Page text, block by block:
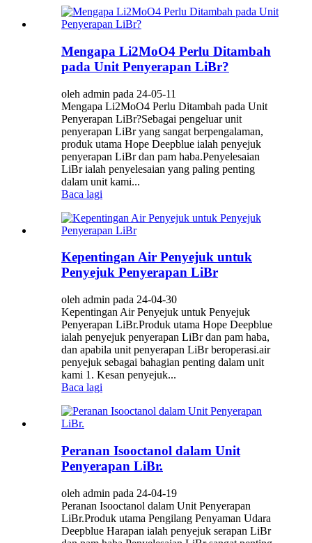
Mengapa Li2MoO4 Perlu Ditambah
pada Unit Penyerapan LiBr?
oleh admin pada 24-05-11
Mengapa Li2MoO4 Perlu Ditambah pada Unit
Penyerapan LiBr?Sebagai pengeluar unit
penyerapan LiBr yang sangat berpengalaman,
produk utama Hope Deepblue ialah penyejuk
penyerapan LiBr dan pam haba.Penyelesaian
LiBr ialah penyelesaian yang paling penting
dalam unit kami...
Baca lagi
Kepentingan Air Penyejuk untuk
Penyejuk Penyerapan LiBr
oleh admin pada 24-04-30
Kepentingan Air Penyejuk untuk Penyejuk
Penyerapan LiBr.Produk utama Hope Deepblue
ialah penyejuk penyerapan LiBr dan pam haba,
dan apabila unit penyerapan LiBr beroperasi.air
penyejuk sebagai bahagian penting dalam unit
kami 1. Kesan penyejuk...
Baca lagi
Peranan Isooctanol dalam Unit
Penyerapan LiBr.
oleh admin pada 24-04-19
Peranan Isooctanol dalam Unit Penyerapan
LiBr.Produk utama Pengilang Penyaman Udara
Deepblue Harapan ialah penyejuk serapan LiBr